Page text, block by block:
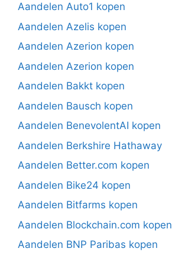
Aandelen Auto1 kopen
Aandelen Azelis kopen
Aandelen Azerion kopen
Aandelen Azerion kopen
Aandelen Bakkt kopen
Aandelen Bausch kopen
Aandelen BenevolentAI kopen
Aandelen Berkshire Hathaway
Aandelen Better.com kopen
Aandelen Bike24 kopen
Aandelen Bitfarms kopen
Aandelen Blockchain.com kopen
Aandelen BNP Paribas kopen